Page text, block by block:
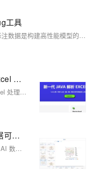
工具
在自然语言处理（NLP）领域，高质量的标注数据是构建高性能模型的基础。然而，获取大量准确标注的数据往往面临成本高昂、耗时漫长、覆盖度不足等挑战。2025年，随着大模型技术的快速发展，数据质量和多样性对模型性能的影响愈发显著。数据增强作为一种有效扩充训练样本的技术手段，正成为解决数据稀缺问题的关键策略。
FastExcel：开源的 JAVA 解析 Excel 工具，集成 AI 通过自然语言处理 Excel 文件，完全兼容 EasyExcel
FastExcel 是一款基于 Java 的高性能 Excel 处理工具，专注于优化大规模数据处理，提供简洁易用的 API 和流式操作能力，支持从 EasyExcel 无缝迁移。
Data Formulator：微软开源的数据可视化 AI 工具，通过自然语言交互快速创建复杂的数据图表
Data Formulator 是微软研究院推出的开源 AI 数据可视化工具，结合图形化界面和自然语言输入，帮助用户快速创建复杂的可视化图表。